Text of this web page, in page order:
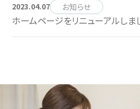
2023.04.07 お知らせ
ホームページをリニューアルしま